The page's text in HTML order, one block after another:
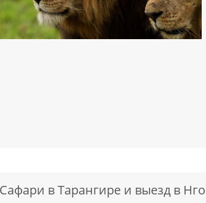
Сафари в Тарангире и выезд в